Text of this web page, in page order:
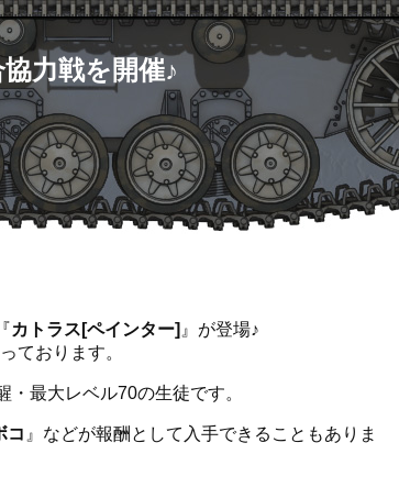
力戦を開催♪
カトラス[ペインター] 』が登場♪
ております。
・最大レベル70の生徒です。
コ 』などが報酬として入手できることもありま